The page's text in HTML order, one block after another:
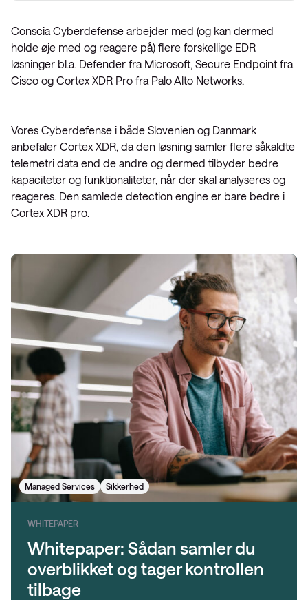
Conscia Cyberdefense arbejder med (og kan dermed
holde øje med og reagere på) flere forskellige EDR
løsninger bl.a. Defender fra Microsoft, Secure Endpoint fra
Cisco og Cortex XDR Pro fra Palo Alto Networks.
Vores Cyberdefense i både Slovenien og Danmark
anbefaler Cortex XDR, da den løsning samler flere såkaldte
telemetri data end de andre og dermed tilbyder bedre
kapaciteter og funktionaliteter, når der skal analyseres og
reageres. Den samlede detection engine er bare bedre i
Cortex XDR pro.
Managed Services Sikkerhed
WHITEPAPER
Whitepaper: Sådan samler du
overblikket og tager kontrollen
tilbage